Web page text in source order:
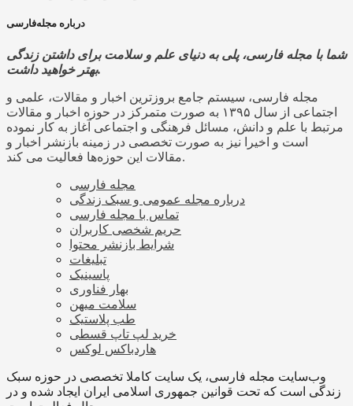
درباره مجله‌فارسی
شما با مجله فارسی، پلی به دنیای علم و سلامت برای داشتن زندگی
بهتر خواهید داشت.
مجله فارسی، سیستم جامع بروزترین اخبار و مقالات، علمی و
اجتماعی از سال ۱۳۹۵ به صورت متمرکز در حوزه اخبار و مقالات
مرتبط با علم و دانش، مسائل فرهنگی و اجتماعی آغاز به کار نموده
است و اخیرا نیز به صورت تخصصی در زمینه بازنشر اخبار و
مقالات این حوزه‌ها فعالیت می کند.
مجله فارسی
درباره مجله عمومی و سبک زندگی
تماس با مجله فارسی
حریم شخصی کاربران
شرایط بازنشر محتوا
تبلیغات
پاسینیک
بهار فناوری
سلامت میهن
طب پلاستیک
خرید لپ تاپ قسطی
هاردباکس لوکس
وب‌سایت مجله فارسی، یک سایت کاملا تخصصی در حوزه سبک
زندگی است که تحت قوانین جمهوری اسلامی ایران ایجاد شده و در